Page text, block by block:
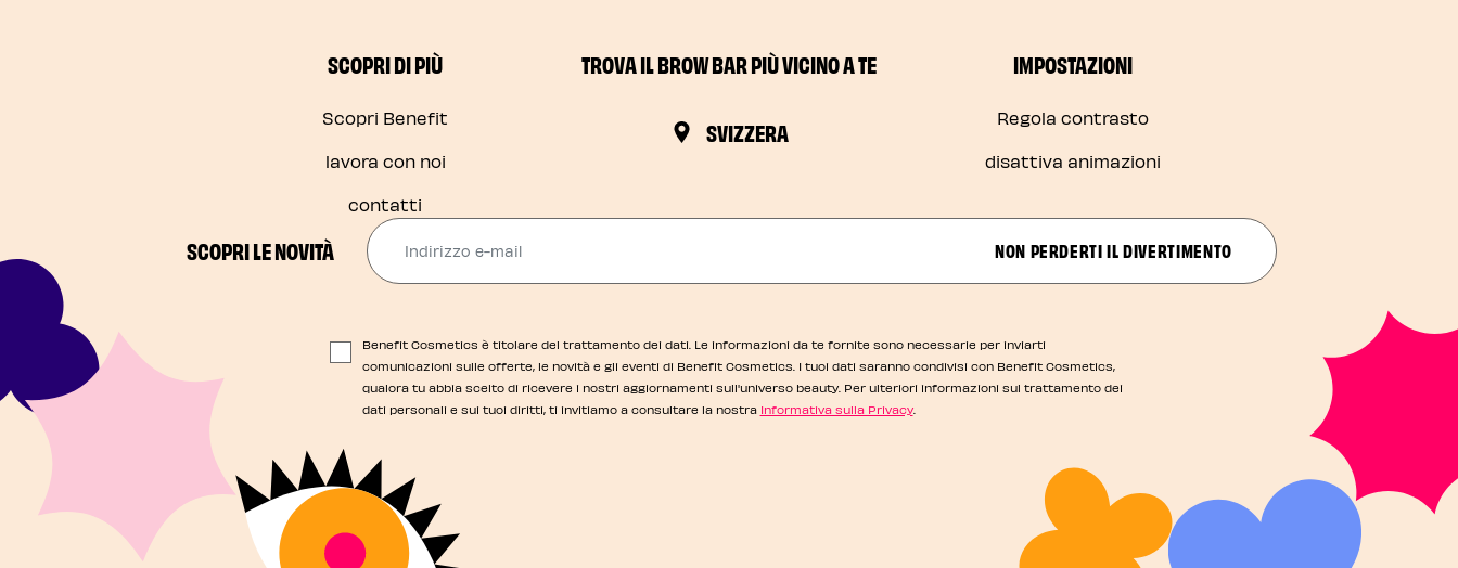
SCOPRI DI PIÙ
Scopri Benefit
lavora con noi
contatti
TROVA IL BROW BAR PIÙ VICINO A TE
SVIZZERA
IMPOSTAZIONI
Regola contrasto
disattiva animazioni
SCOPRI LE NOVITÀ
Indirizzo e-mail
NON PERDERTI IL DIVERTIMENTO
Benefit Cosmetics è titolare del trattamento dei dati. Le informazioni da te fornite sono necessarie per inviarti
comunicazioni sulle offerte, le novità e gli eventi di Benefit Cosmetics. I tuoi dati saranno condivisi con Benefit Cosmetics,
qualora tu abbia scelto di ricevere i nostri aggiornamenti sull'universo beauty. Per ulteriori informazioni sul trattamento dei
dati personali e sui tuoi diritti, ti invitiamo a consultare la nostra Informativa sulla Privacy.